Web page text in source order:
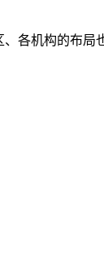
各机构的布